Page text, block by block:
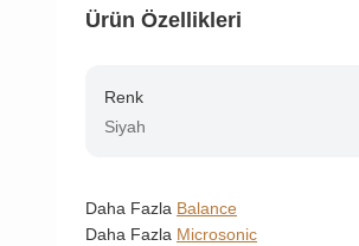
Ürün Özellikleri
Renk
Siyah
Daha Fazla Balance
Daha Fazla Microsonic